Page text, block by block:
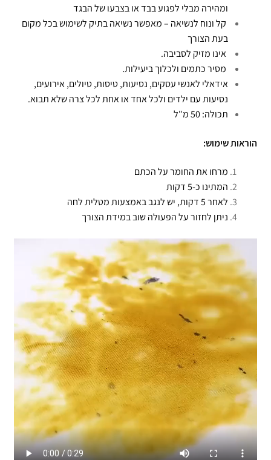
ומהירה מבלי לפגוע בבד או בצבעו של הבגד
קל ונוח לנשיאה – מאפשר נשיאה בתיק לשימוש בכל מקום
בעת הצורך
אינו מזיק לסביבה.
מסיר כתמים ולכלוך ביעילות.
אידאלי לאנשי עסקים, נסיעות, טיסות, טיולים, אירועים,
נסיעות עם ילדים ולכל אחד או אחת לכל צרה שלא תבוא.
תכולה: 50 מ"ל
הוראות שימוש:
מרחו את החומר על הכתם
המתינו כ-5 דקות
לאחר 5 דקות, יש לנגב באמצעות מטלית לחה
ניתן לחזור על הפעולה שוב במידת הצורך